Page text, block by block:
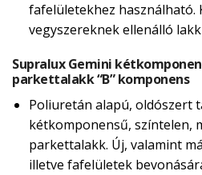
fafelületekhez használható.
vegyszereknek ellenálló
Supralux Gemini
parkettalakk “B” komponens
Poliuretán alapú, oldószert
kétkomponensű, színtelen,
parkettalakk. Új, valamint
illetve fafelületek